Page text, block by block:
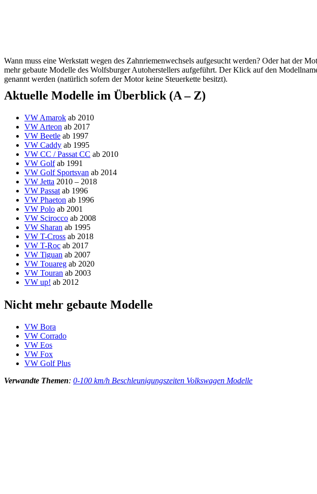
Wann muss eine Werkstatt wegen des Zahnriemenwechsels aufgesucht werden? Oder hat der
mehr gebaute Modelle des Wolfsburger Autoherstellers aufgeführt. Der Klick auf den
genannt werden (natürlich sofern der Motor keine Steuerkette besitzt).
Aktuelle Modelle im Überblick (A – Z)
VW Amarok ab 2010
VW Arteon ab 2017
VW Beetle ab 1997
VW Caddy ab 1995
VW CC / Passat CC ab 2010
VW Golfab 1991
VW Golf Sportsvan ab 2014
VW Jetta 2010 – 2018
VW Passat ab 1996
VW Phaeton ab 1996
VW Polo ab 2001
VW Scirocco ab 2008
VW Sharan ab 1995
VW T-Cross ab 2018
VW T-Roc ab 2017
VW Tiguan ab 2007
VW Touareg ab 2020
VW Touran ab 2003
VW up! ab 2012
Nicht mehr gebaute Modelle
VW Bora
VW Corrado
VW Eos
VW Fox
VW Golf Plus
Verwandte Themen: 0-100 km/h Beschleunigungszeiten Volkswagen Modelle